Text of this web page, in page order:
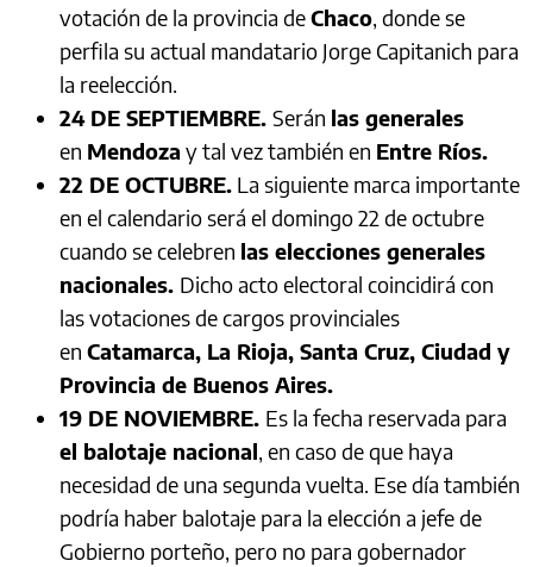
votación de la provincia deChaco, donde se
perfila su actual mandatario Jorge Capitanich para
la reelección.
24 DE SEPTIEMBRE. Serán las generales
en Mendoza y tal vez también en Entre Ríos.
22 DE OCTUBRE. La siguiente marca importante
en el calendario será el domingo 22 de octubre
cuando se celebren las elecciones generales
nacionales. Dicho acto electoral coincidirá con
las votaciones de cargos provinciales
en Catamarca, La Rioja, Santa Cruz, Ciudad y
Provincia de Buenos Aires.
19 DE NOVIEMBRE. Es la fecha reservada para
el balotaje nacional, en caso de que haya
necesidad de una segunda vuelta. Ese día también
podría haber balotaje para la elección a jefe de
Gobierno porteño, pero no para gobernador